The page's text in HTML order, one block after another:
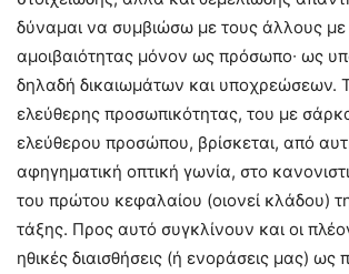
δύναμαι να συμβιώσω με τους άλλους με
αμοιβαιότητας μόνον ως πρόσωπο∙ ως
δηλαδή δικαιωμάτων και υποχρεώσεων.
ελεύθερης προσωπικότητας, του με
ελεύθερου προσώπου, βρίσκεται, από
αφηγηματική οπτική γωνία, στο
του πρώτου κεφαλαίου (οιονεί κλάδου)
τάξης. Προς αυτό συγκλίνουν και οι
ηθικές διαισθήσεις (ή ενοράσεις μας) ως